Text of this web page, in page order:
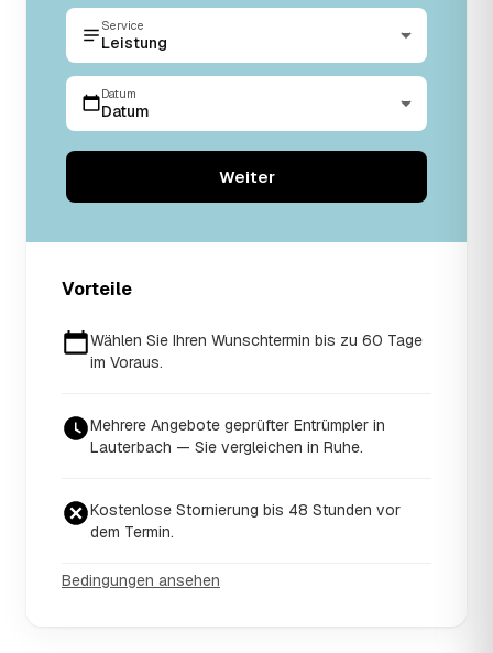
Service
Leistung
Datum
Datum
Weiter
Vorteile
Wählen Sie Ihren Wunschtermin bis zu 60 Tage
im Voraus.
Mehrere Angebote geprüfter Entrümpler in
Lauterbach — Sie vergleichen in Ruhe.
Kostenlose Stornierung bis 48 Stunden vor
dem Termin.
Bedingungen ansehen